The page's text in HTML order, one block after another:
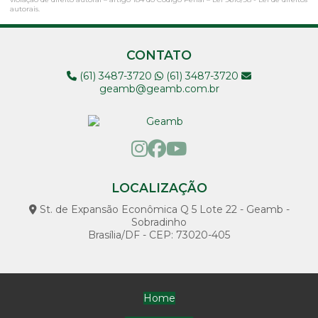
Limpeza de poço artesiano com compressor
Limpeza poço semi artesiano
Limpeza de poço semi artesiano com compressor
Locação de poços
Manutenção de bomba de poço artesiano
Manutenção de bomba submersa
Manutenção de bombas e motores
autorais
CONTATO
(61) 3487-3720
(61) 3487-3720
geamb@geamb.com.br
LOCALIZAÇÃO
St. de Expansão Econômica Q 5 Lote 22 - Geamb -
Sobradinho
Brasília/DF - CEP: 73020-405
Home